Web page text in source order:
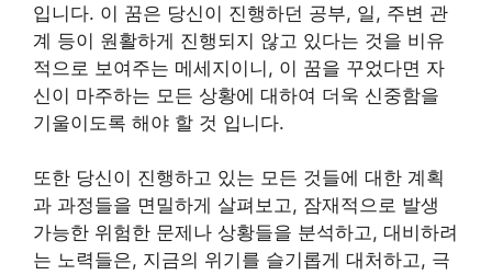
입니다. 이 꿈은 당신이 진행하던 공부, 일, 주변 관
계 등이 원활하게 진행되지 않고 있다는 것을 비유
적으로 보여주는 메세지이니, 이 꿈을 꾸었다면 자
신이 마주하는 모든 상황에 대하여 더욱 신중함을
기울이도록 해야 할 것 입니다.
또한 당신이 진행하고 있는 모든 것들에 대한 계획
과 과정들을 면밀하게 살펴보고, 잠재적으로 발생
가능한 위험한 문제나 상황들을 분석하고, 대비하려
는 노력들은, 지금의 위기를 슬기롭게 대처하고, 극